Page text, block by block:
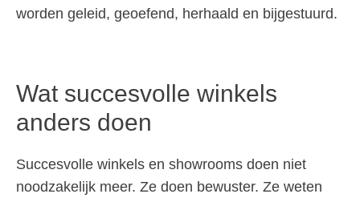
worden geleid, geoefend, herhaald en bijgestuurd.
Wat succesvolle winkels
anders doen
Succesvolle winkels en showrooms doen niet
noodzakelijk meer. Ze doen bewuster. Ze weten